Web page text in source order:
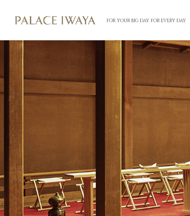
FOR YOUR BIG DAY. FOR EVERY DAY.